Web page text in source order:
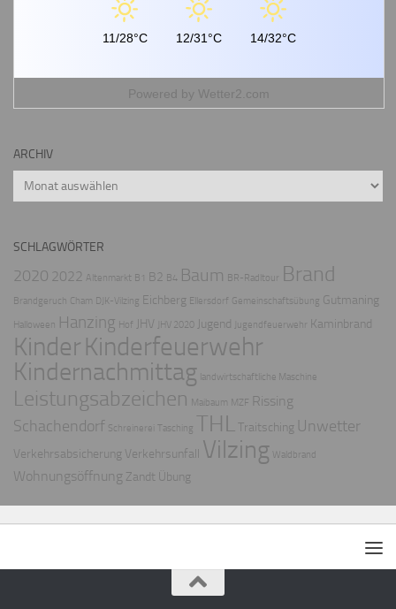
11/28°C 12/31°C 14/32°C
Powered by Wetter2.com
ARCHIV
Archiv
SCHLAGWÖRTER
2020 2022 Altenmarkt B1 B2 B4 Baum BR-Radltour Brand
Brandgeruch Cham DJK-Vilzing Eichberg Ellersdorf Gemeinschaftsübung Gutmaning
Halloween Hanzing Hof JHV JHV 2020 Jugend Jugendfeuerwehr Kaminbrand
Kinder Kinderfeuerwehr
Kindernachmittag landwirtschaftliche Maschine
Leistungsabzeichen Maibaum MZF Rissing
Schachendorf Schreinerei Tasching THLTraitsching Unwetter
Verkehrsabsicherung Verkehrsunfall Vilzing Waldbrand
Wohnungsöffnung Zandt Übung